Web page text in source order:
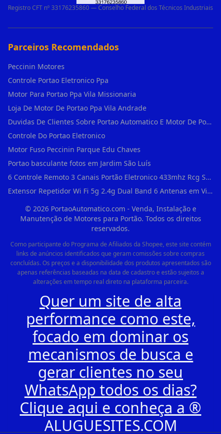
Registro CFT nº 33176235860 — Conselho Federal dos Técnicos Industriais
Parceiros Recomendados
Peccinin Motores
Controle Portao Eletronico Ppa
Motor Para Portao Ppa Vila Missionaria
Loja De Motor De Portao Ppa Vila Andrade
Duvidas De Clientes Sobre Portao Automatico E Motor De Portao Motor Para Portao De Ferro
Controle Do Portao Eletronico
Motor Fuso Peccinin Parque Edu Chaves
Portao basculante fotos em Jardim São Luís
6 Controle Remoto 3 Canais Portão Eletronico 433mhz Rcg Seg Garen Ppa em Vila Clementino
Extensor Repetidor Wi Fi 5g 2.4g Dual Band 6 Antenas em Vila Sônia
© 2026PortaoAutomatico.com - Venda, Instalação e
Manutenção de Motores para Portão. Todos os direitos
reservados.
Como participante do Programa de Afiliados da Shopee, este site contém
links de anúncios identificados que geram comissões sobre compras
concluídas. Os preços e a disponibilidade dos produtos apresentados são
apenas referências baseadas na data de cadastro e estão sujeitos a
alterações em tempo real direto na plataforma parceira.
Quer um site de alta
performance como este,
focado em dominar os
mecanismos de busca e
gerar clientes no seu
WhatsApp todos os dias?
Clique aqui e conheça a ®
ALUGUESITES.COM